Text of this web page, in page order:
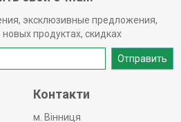
эксклюзивные предложения,
продуктах, скидках
Отправить
Контакти
м. Вінниця